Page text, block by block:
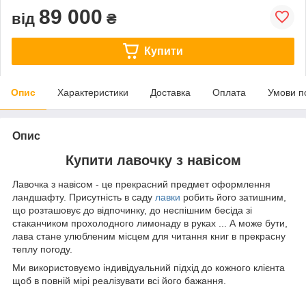
від 89 000 ₴
Купити
Опис Характеристики Доставка Оплата Умови
Опис
Купити лавочку з навісом
Лавочка з навісом - це прекрасний предмет оформлення
ландшафту. Присутність в саду лавки робить його затишним,
що розташовує до відпочинку, до неспішним бесіда зі
стаканчиком прохолодного лимонаду в руках ... А може бути,
лава стане улюбленим місцем для читання книг в прекрасну
теплу погоду.
Ми використовуємо індивідуальний підхід до кожного клієнта
щоб в повній мірі реалізувати всі його бажання.